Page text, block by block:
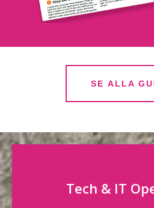
SE ALLA
Tech & IT